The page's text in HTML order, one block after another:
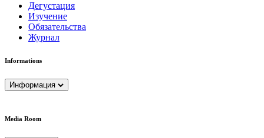
Дегустация
Изучение
Обязательства
Журнал
Informations
Информация
Media Room